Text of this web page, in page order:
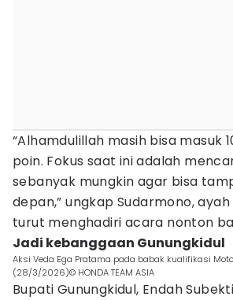
“Alhamdulillah masih bisa masuk
poin. Fokus saat ini adalah
sebanyak mungkin agar bisa
depan,” ungkap Sudarmono,
turut menghadiri acara nonton
Jadi kebanggaan Gunungkidul
Aksi Veda Ega Pratama pada babak kualifikasi
(28/3/2026)© HONDA TEAM ASIA
Bupati Gunungkidul, Endah